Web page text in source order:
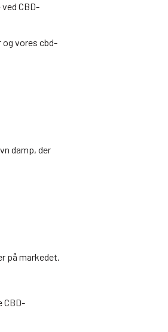
CBD-
og vores cbd-
damp, der
på markedet.
CBD-